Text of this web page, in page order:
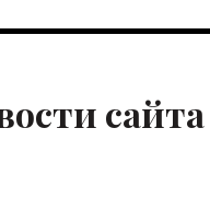
сайта